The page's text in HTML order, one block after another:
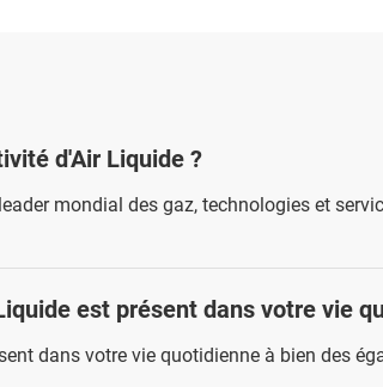
d'Air Liquide ?
mondial des gaz, technologies et
est présent dans votre vie
dans votre vie quotidienne à bien des